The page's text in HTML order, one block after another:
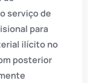
serviço de
para
ilícito no
posterior